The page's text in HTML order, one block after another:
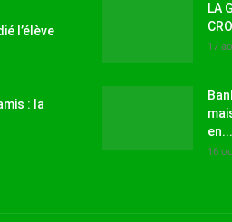
l’élève
: la
LA
17
en...
16